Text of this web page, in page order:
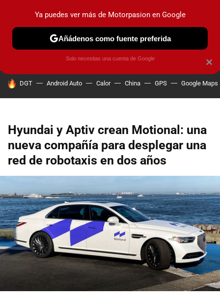
PRUEBAS COCHES ELÉCTRICOS OBSERVATORIO
HOY SE HABLA DE
DGT Android Auto Calor China GPS Google Maps
Hyundai y Aptiv crean Motional: una
nueva compañía para desplegar una
red de robotaxis en dos años
×
Ya puedes ver más de Motorpasion en Google
Añádenos como fuente preferida
Solo necesitas una cuenta de Google